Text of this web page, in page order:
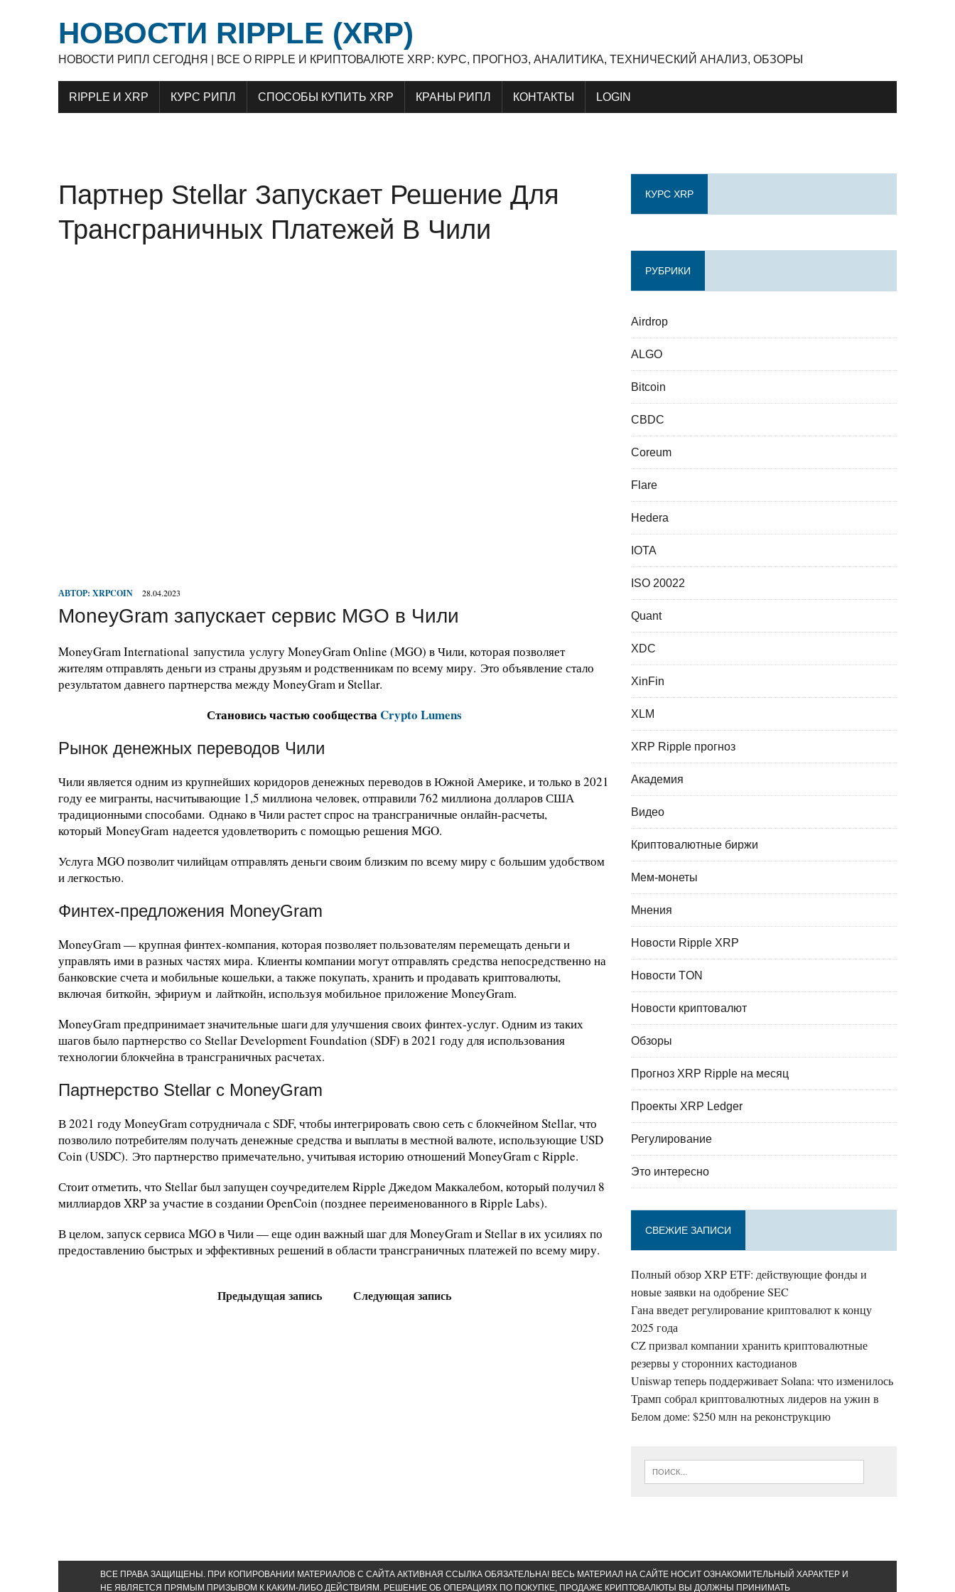
НОВОСТИ RIPPLE (XRP)
НОВОСТИ РИПЛ СЕГОДНЯ | ВСЕ О RIPPLE И КРИПТОВАЛЮТЕ XRP: КУРС, ПРОГНОЗ, АНАЛИТИКА, ТЕХНИЧЕСКИЙ АНАЛИЗ, ОБЗОРЫ
RIPPLE И XRP КУРС РИПЛ СПОСОБЫ КУПИТЬ XRP КРАНЫ РИПЛ КОНТАКТЫ LOGIN
Партнер Stellar Запускает Решение Для
Трансграничных Платежей В Чили
АВТОР: XRPCOIN 28.04.2023
MoneyGram запускает сервис MGO в Чили
MoneyGram International запустила услугу MoneyGram Online (MGO) в Чили, которая позволяет
жителям отправлять деньги из страны друзьям и родственникам по всему миру. Это объявление стало
результатом давнего партнерства между MoneyGram и Stellar.
Становись частью сообществаCrypto Lumens
Рынок денежных переводов Чили
Чили является одним из крупнейших коридоров денежных переводов в Южной Америке, и только в 2021
году ее мигранты, насчитывающие 1,5 миллиона человек, отправили 762 миллиона долларов США
традиционными способами. Однако в Чили растет спрос на трансграничные онлайн-расчеты,
который MoneyGram надеется удовлетворить с помощью решения MGO.
Услуга MGO позволит чилийцам отправлять деньги своим близким по всему миру с большим удобством
и легкостью.
Финтех-предложения MoneyGram
MoneyGram — крупная финтех-компания, которая позволяет пользователям перемещать деньги и
управлять ими в разных частях мира. Клиенты компании могут отправлять средства непосредственно на
банковские счета и мобильные кошельки, а также покупать, хранить и продавать криптовалюты,
включая биткойн, эфириум и лайткойн, используя мобильное приложение MoneyGram.
MoneyGram предпринимает значительные шаги для улучшения своих финтех-услуг. Одним из таких
шагов было партнерство со Stellar Development Foundation (SDF) в 2021 году для использования
технологии блокчейна в трансграничных расчетах.
Партнерство Stellar с MoneyGram
В 2021 году MoneyGram сотрудничала с SDF, чтобы интегрировать свою сеть с блокчейном Stellar, что
позволило потребителям получать денежные средства и выплаты в местной валюте, использующие USD
Coin (USDC). Это партнерство примечательно, учитывая историю отношений MoneyGram с Ripple.
Стоит отметить, что Stellar был запущен соучредителем Ripple Джедом Маккалебом, который получил 8
миллиардов XRP за участие в создании OpenCoin (позднее переименованного в Ripple Labs).
В целом, запуск сервиса MGO в Чили — еще один важный шаг для MoneyGram и Stellar в их усилиях по
предоставлению быстрых и эффективных решений в области трансграничных платежей по всему миру.
Предыдущая запись Следующая запись
КУРС XRP
РУБРИКИ
Airdrop
ALGO
Bitcoin
CBDC
Coreum
Flare
Hedera
IOTA
ISO 20022
Quant
XDC
XinFin
XLM
XRP Ripple прогноз
Академия
Видео
Криптовалютные биржи
Мем-монеты
Мнения
Новости Ripple XRP
Новости TON
Новости криптовалют
Обзоры
Прогноз XRP Ripple на месяц
Проекты XRP Ledger
Регулирование
Это интересно
СВЕЖИЕ ЗАПИСИ
Полный обзор XRP ETF: действующие фонды и
новые заявки на одобрение SEC
Гана введет регулирование криптовалют к концу
2025 года
CZ призвал компании хранить криптовалютные
резервы у сторонних кастодианов
Uniswap теперь поддерживает Solana: что изменилось
Трамп собрал криптовалютных лидеров на ужин в
Белом доме: $250 млн на реконструкцию
ВСЕ ПРАВА ЗАЩИЩЕНЫ. ПРИ КОПИРОВАНИИ МАТЕРИАЛОВ С САЙТА АКТИВНАЯ ССЫЛКА ОБЯЗАТЕЛЬНА! ВЕСЬ МАТЕРИАЛ НА САЙТЕ НОСИТ ОЗНАКОМИТЕЛЬНЫЙ ХАРАКТЕР И
НЕ ЯВЛЯЕТСЯ ПРЯМЫМ ПРИЗЫВОМ К КАКИМ-ЛИБО ДЕЙСТВИЯМ. РЕШЕНИЕ ОБ ОПЕРАЦИЯХ ПО ПОКУПКЕ, ПРОДАЖЕ КРИПТОВАЛЮТЫ ВЫ ДОЛЖНЫ ПРИНИМАТЬ